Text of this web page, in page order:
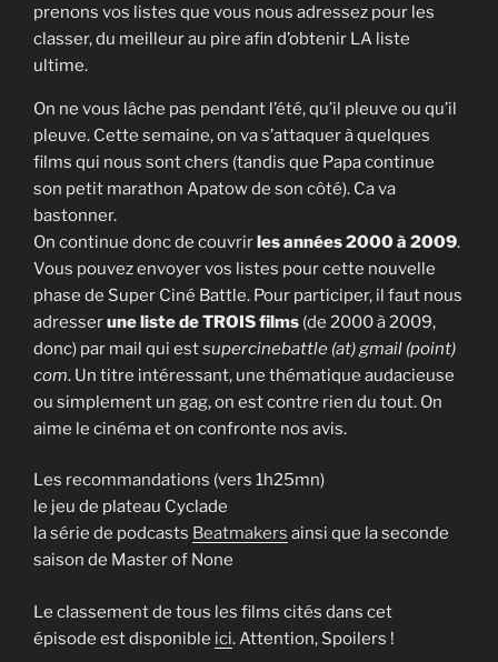
prenons vos listes que vous nous adressez pour les
classer, du meilleur au pire afin d’obtenir LA liste
ultime.
On ne vous lâche pas pendant l’été, qu’il pleuve ou qu’il
pleuve. Cette semaine, on va s’attaquer à quelques
films qui nous sont chers (tandis que Papa continue
son petit marathon Apatow de son côté). Ca va
bastonner.
On continue donc de couvrirles années 2000 à 2009.
Vous pouvez envoyer vos listes pour cette nouvelle
phase de Super Ciné Battle. Pour participer, il faut nous
adresserune liste de TROIS films (de 2000 à 2009,
donc) par mail qui estsupercinebattle (at) gmail (point)
com. Un titre intéressant, une thématique audacieuse
ou simplement un gag, on est contre rien du tout. On
aime le cinéma et on confronte nos avis.
Les recommandations (vers 1h25mn)
le jeu de plateau Cyclade
la série de podcasts Beatmakers ainsi que la seconde
saison de Master of None
Le classement de tous les films cités dans cet
épisode est disponible ici. Attention, Spoilers !